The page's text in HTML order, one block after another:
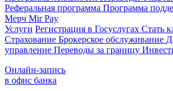
Реферальная программа Программа
Мерч Mir Pay
Услуги Регистрация в Госуслугах Стать
Страхование Брокерское обслуживание
управление Переводы за границу
Онлайн-запись
в офис банка